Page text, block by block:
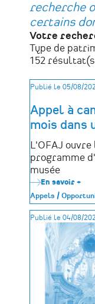
recherche
certains
Votre
Type de
152
Publié le 05/08/
Appel à
mois dans
L'OFAJ
programme
musée
En savoir +
à
2027
:
2
un
Appels /
Publié le 04/08/